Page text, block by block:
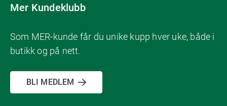
Mer Kundeklubb
Som MER-kunde får du unike kupp hver uke, både i
butikk og på nett.
BLI MEDLEM